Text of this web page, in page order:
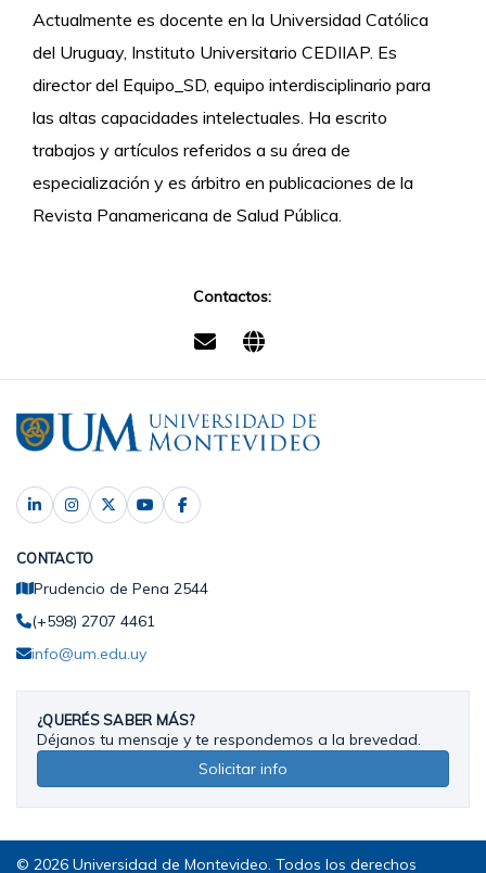
Actualmente es docente en la Universidad Católica
del Uruguay, Instituto Universitario CEDIIAP. Es
director del Equipo_SD, equipo interdisciplinario para
las altas capacidades intelectuales. Ha escrito
trabajos y artículos referidos a su área de
especialización y es árbitro en publicaciones de la
Revista Panamericana de Salud Pública.
Contactos:
CONTACTO
Prudencio de Pena 2544
(+598) 2707 4461
info@um.edu.uy
¿QUERÉS SABER MÁS?
Déjanos tu mensaje y te respondemos a la brevedad.
Solicitar info
© 2026 Universidad de Montevideo. Todos los derechos